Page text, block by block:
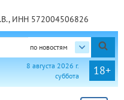
ИНН 572004506826
по новостям
18+
8 августа 2026 г.
суббота